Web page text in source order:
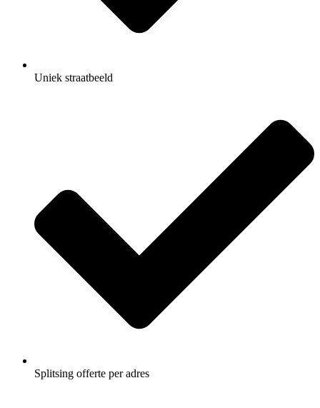
Uniek straatbeeld
Splitsing offerte per adres